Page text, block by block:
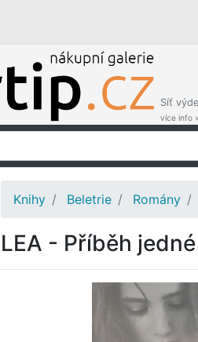
Síť
více info »
Knihy Beletrie Romány
LEA - Příběh